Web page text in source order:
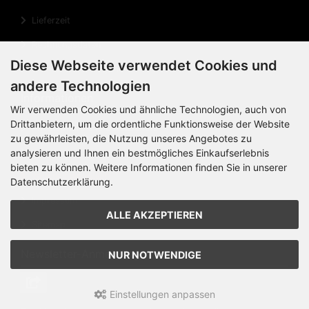
Lieferzeit
Rechnungsdaten
Cookie Einstellungen
Privatsphäre und Datenschutz
Widerrufsrecht
Widerrufsformular
Impressum
Newsletter-Anmeldung
Diese Webseite verwendet Cookies und
andere Technologien
Wir verwenden Cookies und ähnliche Technologien, auch von
Drittanbietern, um die ordentliche Funktionsweise der Website
zu gewährleisten, die Nutzung unseres Angebotes zu
analysieren und Ihnen ein bestmögliches Einkaufserlebnis
bieten zu können. Weitere Informationen finden Sie in unserer
Datenschutzerklärung.
ALLE AKZEPTIEREN
NUR NOTWENDIGE
Einstellungen anpassen